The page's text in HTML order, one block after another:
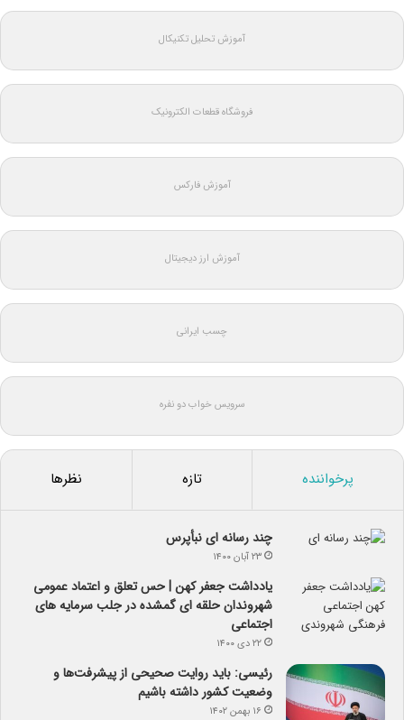
آموزش تحلیل تکنیکال
فروشگاه قطعات الکترونیک
آموزش فارکس
آموزش ارز دیجیتال
چسب ایرانی
سرویس خواب دو نفره
پرخواننده تازه نظرها
چند رسانه ای نبأپرس
۲۳ آبان ۱۴۰۰
یادداشت جعفر کهن | حس تعلق و اعتماد عمومی
شهروندان حلقه ای گمشده در جلب سرمایه های
اجتماعی
۲۲ دی ۱۴۰۰
رئیسی: باید روایت صحیحی از پیشرفت‌ها و
وضعیت کشور داشته باشیم
۱۶ بهمن ۱۴۰۲